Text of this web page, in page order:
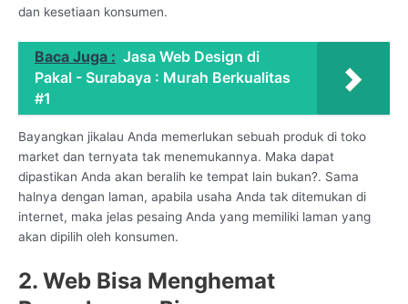
dan kesetiaan konsumen.
Baca Juga : Jasa Web Design di
Pakal - Surabaya : Murah Berkualitas
#1
Bayangkan jikalau Anda memerlukan sebuah produk di toko
market dan ternyata tak menemukannya. Maka dapat
dipastikan Anda akan beralih ke tempat lain bukan?. Sama
halnya dengan laman, apabila usaha Anda tak ditemukan di
internet, maka jelas pesaing Anda yang memiliki laman yang
akan dipilih oleh konsumen.
2. Web Bisa Menghemat